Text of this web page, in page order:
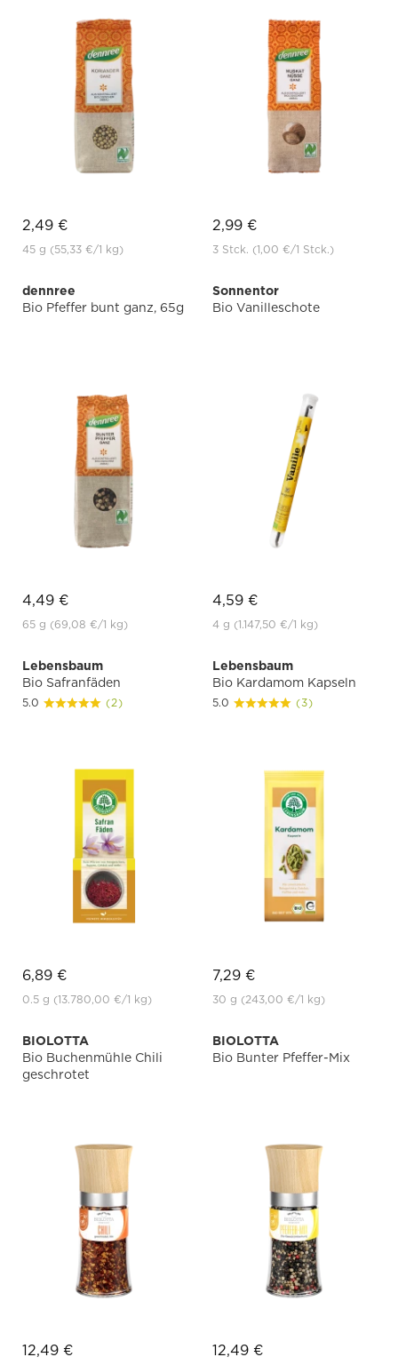
2,49 €
45 g (55,33 €/1 kg)
2,99 €
3 Stck. (1,00 €/1 Stck.)
dennree
Bio Pfeffer bunt ganz, 65g
4,49 €
65 g (69,08 €/1 kg)
Sonnentor
Bio Vanilleschote
4,59 €
4 g (1.147,50 €/1 kg)
Lebensbaum
Bio Safranfäden
5.0 (2)
6,89 €
0.5 g (13.780,00 €/1 kg)
Lebensbaum
Bio Kardamom Kapseln
5.0 (3)
7,29 €
30 g (243,00 €/1 kg)
BIOLOTTA
Bio Buchenmühle Chili
geschrotet
12,49 €
BIOLOTTA
Bio Bunter Pfeffer-Mix
12,49 €